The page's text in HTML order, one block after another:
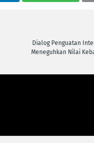
Dialog Penguatan
Meneguhkan Nilai